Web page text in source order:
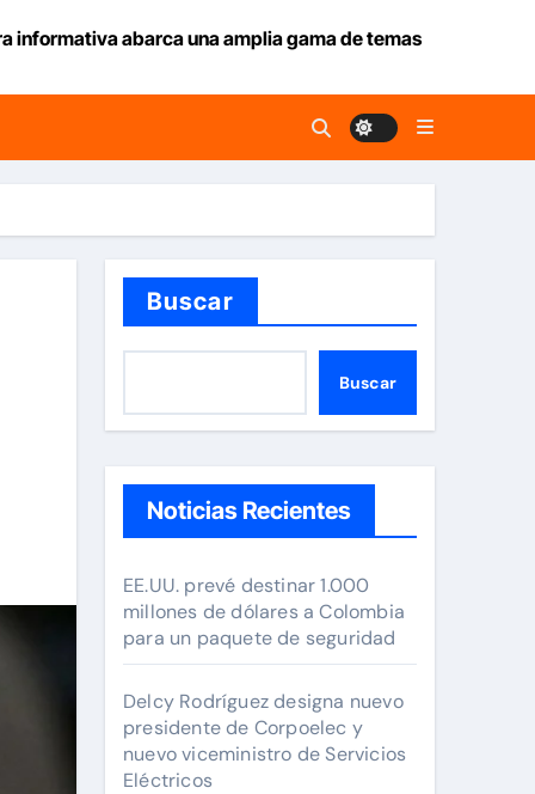
informativa abarca una amplia gama de temas
Buscar
Buscar
Noticias Recientes
EE.UU. prevé destinar 1.000
millones de dólares a Colombia
para un paquete de seguridad
Delcy Rodríguez designa nuevo
presidente de Corpoelec y
nuevo viceministro de Servicios
Eléctricos